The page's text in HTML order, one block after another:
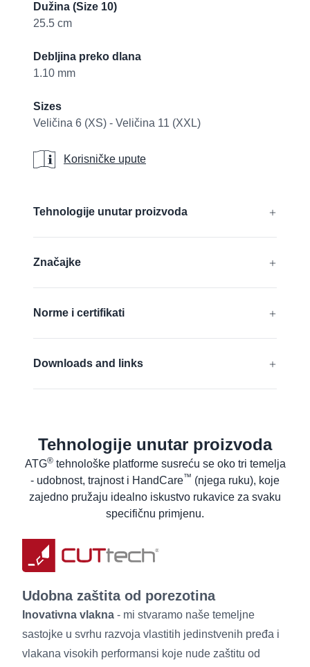
Dužina (Size 10)
25.5 cm
Debljina preko dlana
1.10 mm
Sizes
Veličina 6 (XS) - Veličina 11 (XXL)
Korisničke upute
Korisničke upute
Tehnologije unutar proizvoda
GRIPtech
Značajke
Norme i certifikati
Saznaj više
Downloads and links
Sigurnosno tehnički list za materijale
Sigurnosno tehnički list za proizvod
Upute za pranje
Korisničke upute
Tehnologije unutar proizvoda
ATG®tehnološke platforme susreću se oko tri temelja
- udobnost, trajnost i HandCare™ (njega ruku), koje
zajedno pružaju idealno iskustvo rukavice za svaku
specifičnu primjenu.
Udobna zaštita od porezotina
Inovativna vlakna - mi stvaramo naše temeljne
sastojke u svrhu razvoja vlastitih jedinstvenih pređa i
vlakana visokih performansi koje nude zaštitu od